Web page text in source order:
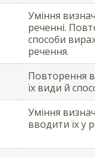
Уміння
реченні.
способи
речення.
Повторення
їх види й
Уміння
вводити їх у